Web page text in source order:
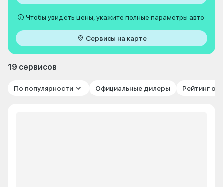
Чтобы увидеть цены, укажите полные параметры авто
Сервисы на карте
19 сервисов
По популярности Официальные дилеры Рейтинг